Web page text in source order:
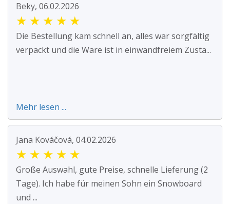
Beky, 06.02.2026
★ ★ ★ ★ ★
Die Bestellung kam schnell an, alles war sorgfältig
verpackt und die Ware ist in einwandfreiem Zusta...
Mehr lesen ...
Jana Kováčová, 04.02.2026
★ ★ ★ ★ ★
Große Auswahl, gute Preise, schnelle Lieferung (2
Tage). Ich habe für meinen Sohn ein Snowboard
und ...